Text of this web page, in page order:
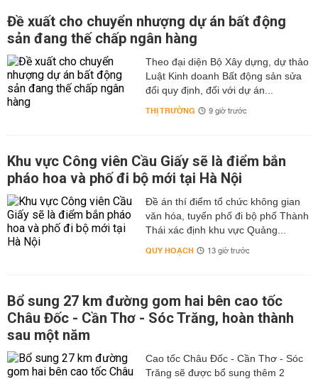
Đề xuất cho chuyển nhượng dự án bất động
sản đang thế chấp ngân hàng
Theo đại diện Bộ Xây dựng, dự thảo
Luật Kinh doanh Bất động sản sửa
đổi quy định, đối với dự án...
THỊ TRƯỜNG 9 giờ trước
Khu vực Công viên Cầu Giấy sẽ là điểm bắn
pháo hoa và phố đi bộ mới tại Hà Nội
Đề án thí điểm tổ chức không gian
văn hóa, tuyến phố đi bộ phố Thành
Thái xác định khu vực Quảng...
QUY HOẠCH 13 giờ trước
Bổ sung 27 km đường gom hai bên cao tốc
Châu Đốc - Cần Thơ - Sóc Trăng, hoàn thành
sau một năm
Cao tốc Châu Đốc - Cần Thơ - Sóc
Trăng sẽ được bổ sung thêm 2